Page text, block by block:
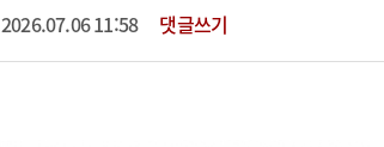
2026.07.06 11:58 댓글쓰기